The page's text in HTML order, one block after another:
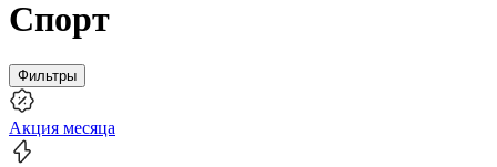
Спорт
Фильтры
Акция месяца